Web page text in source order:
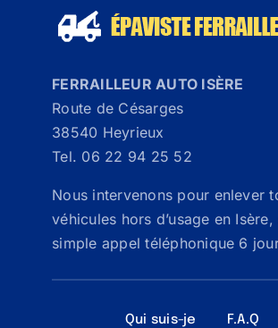
FERRAILLEUR AUTO ISÈRE
Route de Césarges
38540 Heyrieux
Tel. 06 22 94 25 52
Nous intervenons pour enlever
véhicules hors d’usage en Isère,
simple appel téléphonique 6
Qui suis-je
F.A.Q